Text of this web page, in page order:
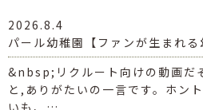
2026.8.4
パール幼稚園【ファンが生まれ
&nbsp;リクルート向けの動画だ
と,ありがたいの一言です。ホン
いも、…